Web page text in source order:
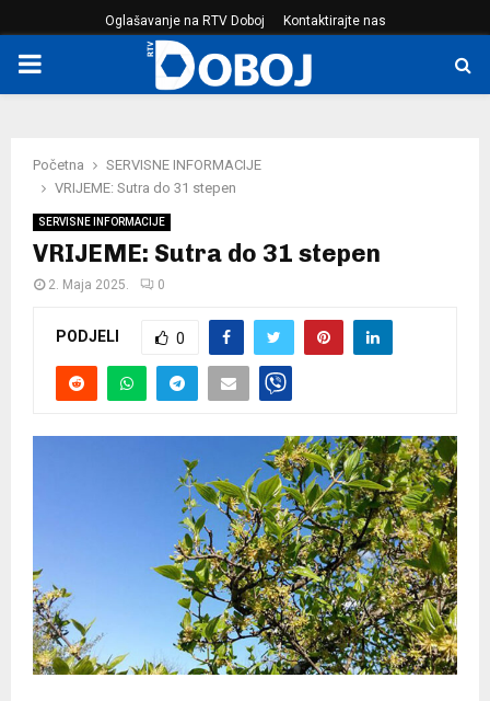
Oglašavanje na RTV Doboj Kontaktirajte nas
PRIMARY
Početna
SERVISNE INFORMACIJE
VRIJEME: Sutra do 31 stepen
SERVISNE INFORMACIJE
VRIJEME: Sutra do 31 stepen
2. Maja 2025. 0
PODJELI 0